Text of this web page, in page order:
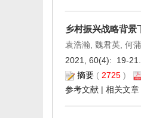
乡村振兴战略背景
袁浩瀚, 魏君英, 何
2021, 60(4): 19-
摘要 ( 2725 )
参考文献 | 相关文章